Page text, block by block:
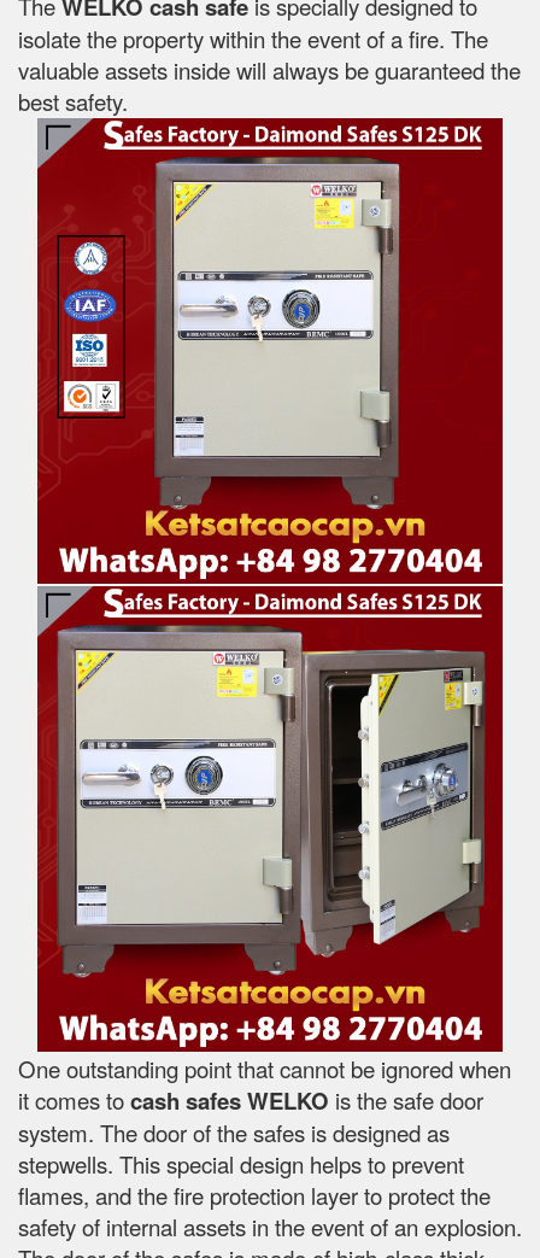
isolate the property within the event of a fire. The
valuable assets inside will always be guaranteed the
best safety.
One outstanding point that cannot be ignored when
it comes tocash safesWELKO is the safe door
system. The door of the safes is designed as
stepwells. This special design helps to prevent
flames, and the fire protection layer to protect the
safety of internal assets in the event of an explosion.